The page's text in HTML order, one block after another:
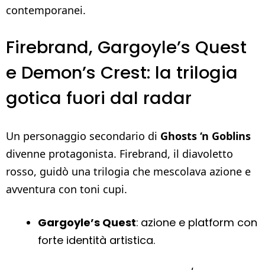
contemporanei.
Firebrand, Gargoyle’s Quest
e Demon’s Crest: la trilogia
gotica fuori dal radar
Un personaggio secondario di Ghosts ‘n Goblins
divenne protagonista. Firebrand, il diavoletto
rosso, guidò una trilogia che mescolava azione e
avventura con toni cupi.
Gargoyle’s Quest: azione e platform con
forte identità artistica.